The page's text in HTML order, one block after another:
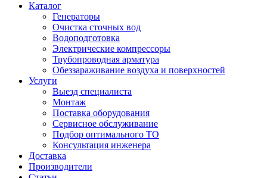
Каталог
Генераторы
Очистка сточных вод
Водоподготовка
Электрические компрессоры
Трубопроводная арматура
Обеззараживание воздуха и поверхностей
Услуги
Выезд специалиста
Монтаж
Поставка оборудования
Сервисное обслуживание
Подбор оптимального ТО
Консультация инженера
Доставка
Производители